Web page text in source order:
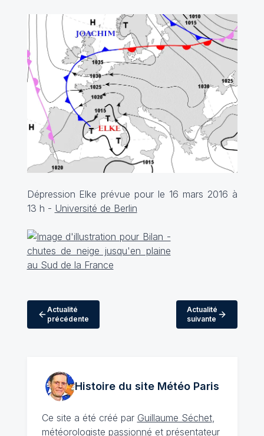
Dépression Elke prévue pour le 16 mars 2016 à
13 h - Université de Berlin
Actualité
précédente
Actualité
suivante
Histoire du site MétéoParis
Ce site a été créé par Guillaume Séchet,
météorologiste passionné et présentateur